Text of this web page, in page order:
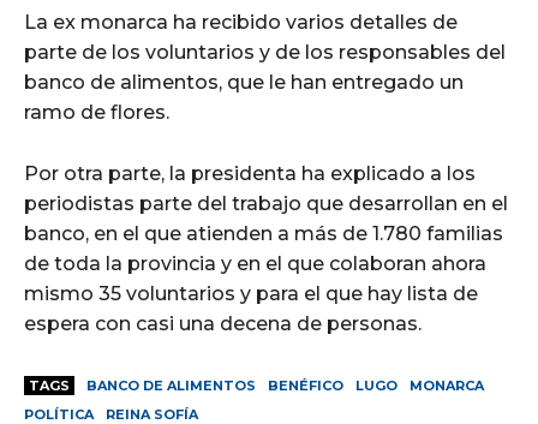
La ex monarca ha recibido varios detalles de
parte de los voluntarios y de los responsables del
banco de alimentos, que le han entregado un
ramo de flores.
Por otra parte, la presidenta ha explicado a los
periodistas parte del trabajo que desarrollan en el
banco, en el que atienden a más de 1.780 familias
de toda la provincia y en el que colaboran ahora
mismo 35 voluntarios y para el que hay lista de
espera con casi una decena de personas.
TAGS BANCO DE ALIMENTOS BENÉFICO LUGO
MONARCA
POLÍTICA
REINA SOFÍA